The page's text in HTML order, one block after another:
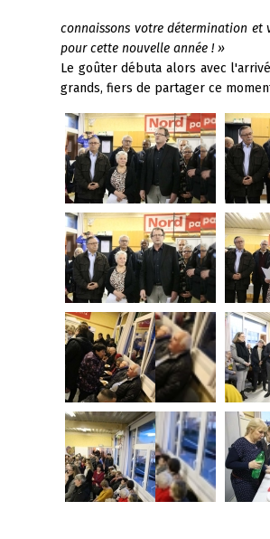
connaissons votre détermination et
pour cette nouvelle année ! »
Le goûter débuta alors avec
grands, fiers de partager ce